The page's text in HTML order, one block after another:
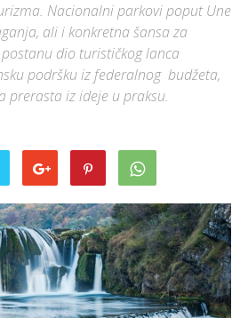
Nacionalni parkovi poput Une
ali i konkretna šansa za
dio turističkog lanca
podršku iz federalnog budžeta,
prerasta iz ideje u praksu.